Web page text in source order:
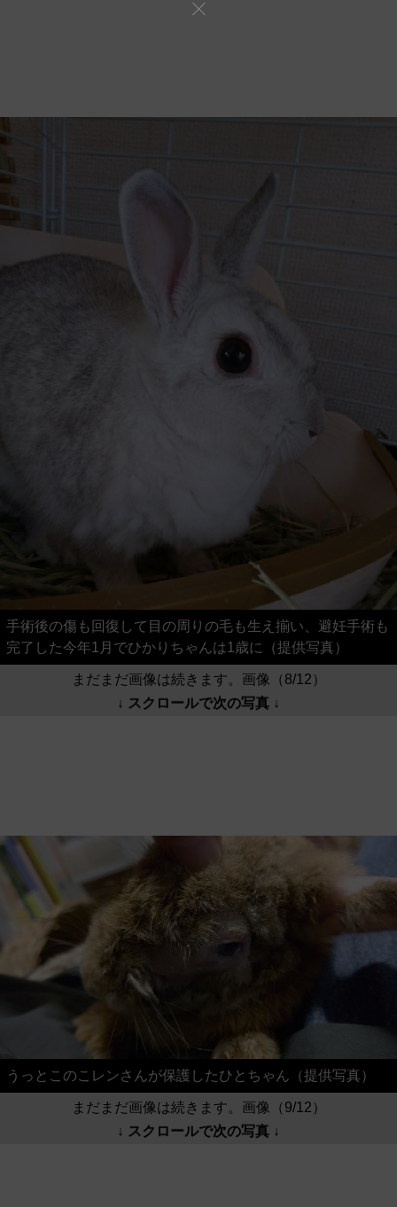
手術後の傷も回復して目の周りの毛も生え揃い、避妊手術も
完了した今年1月でひかりちゃんは1歳に（提供写真）
まだまだ画像は続きます。画像（8/12）
↓ スクロールで次の写真 ↓
うっとこのこレンさんが保護したひとちゃん（提供写真）
まだまだ画像は続きます。画像（9/12）
↓ スクロールで次の写真 ↓